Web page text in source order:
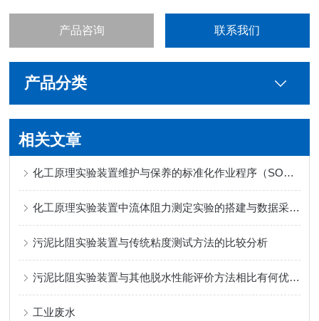
产品咨询 联系我们
产品分类
相关文章
化工原理实验装置维护与保养的标准化作业程序（SOP）制定
化工原理实验装置中流体阻力测定实验的搭建与数据采集方法
污泥比阻实验装置与传统粘度测试方法的比较分析
污泥比阻实验装置与其他脱水性能评价方法相比有何优势？
工业废水